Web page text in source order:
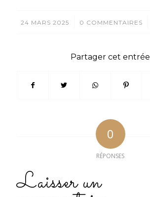
24 MARS 2025
/ 0 COMMENTAIRES
/
Partager cet entrée
0
RÉPONSES
Laisser un